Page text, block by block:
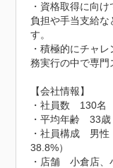
・資格取得に向
負担や手当支給な
す。
・積極的にチャ
務実行の中で専門
【会社情報】
・社員数　130名
・平均年齢　33歳
・社員構成　男
38.8%）
・店舗　小倉店